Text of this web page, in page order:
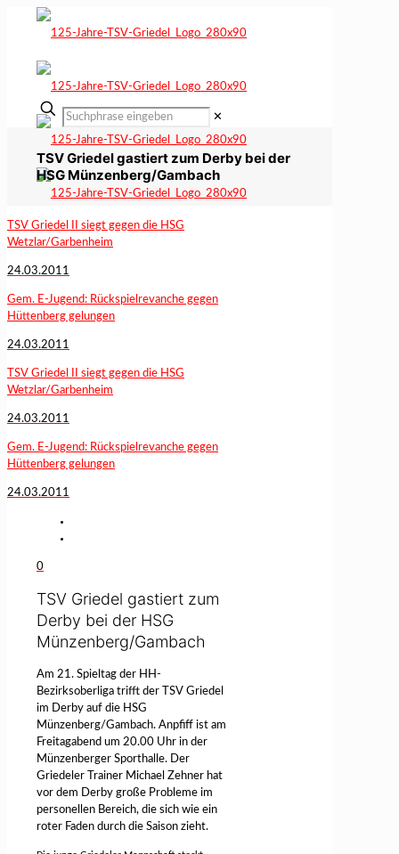
✕
TSV Griedel gastiert zum Derby bei der
HSG Münzenberg/Gambach
TSV Griedel II siegt gegen die HSG
Wetzlar/Garbenheim
24.03.2011
Gem. E-Jugend: Rückspielrevanche gegen
Hüttenberg gelungen
24.03.2011
TSV Griedel II siegt gegen die HSG
Wetzlar/Garbenheim
24.03.2011
Gem. E-Jugend: Rückspielrevanche gegen
Hüttenberg gelungen
24.03.2011
0
TSV Griedel gastiert zum
Derby bei der HSG
Münzenberg/Gambach
Am 21. Spieltag der HH-
Bezirksoberliga trifft der TSV Griedel
im Derby auf die HSG
Münzenberg/Gambach. Anpfiff ist am
Freitagabend um 20.00 Uhr in der
Münzenberger Sporthalle. Der
Griedeler Trainer Michael Zehner hat
vor dem Derby große Probleme im
personellen Bereich, die sich wie ein
roter Faden durch die Saison zieht.